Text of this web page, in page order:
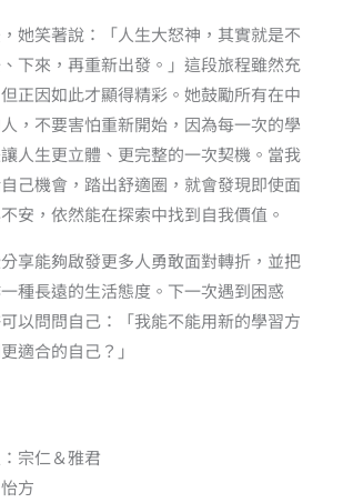
她笑著說：「人生大怒神，其實就是不
下來，再重新出發。」這段旅程雖然充
正因如此才顯得精彩。她鼓勵所有在中
，不要害怕重新開始，因為每一次的學
人生更立體、更完整的一次契機。當我
己機會，踏出舒適圈，就會發現即使面
安，依然能在探索中找到自我價值。
享能夠啟發更多人勇敢面對轉折，並把
種長遠的生活態度。下一次遇到困惑
以問問自己：「我能不能用新的學習方
適合的自己？」
宗仁＆雅君
方